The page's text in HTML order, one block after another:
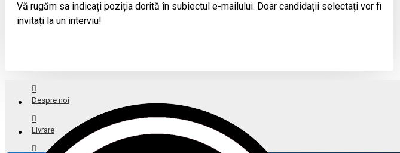
Vă rugăm sa indicați poziția dorită în subiectul e-mailului. Doar candidații selectați vor fi
invitați la un interviu!
Despre noi
Livrare